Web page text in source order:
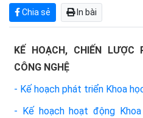
Chia sẻ In bài
KẾ HOẠCH, CHIẾN LƯỢC
CÔNG NGHỆ
- Kế hoạch phát triển Khoa
- Kế hoạch hoạt động